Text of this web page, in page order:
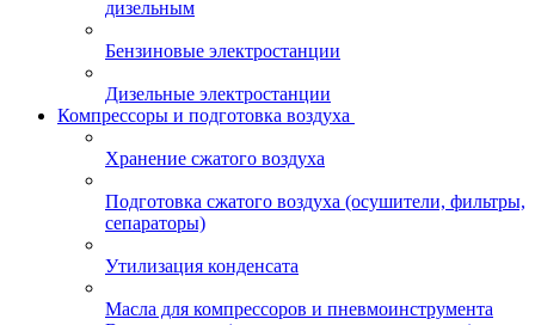
дизельным
Бензиновые электростанции
Дизельные электростанции
Компрессоры и подготовка воздуха
Хранение сжатого воздуха
Подготовка сжатого воздуха (осушители, фильтры,
сепараторы)
Утилизация конденсата
Масла для компрессоров и пневмоинструмента